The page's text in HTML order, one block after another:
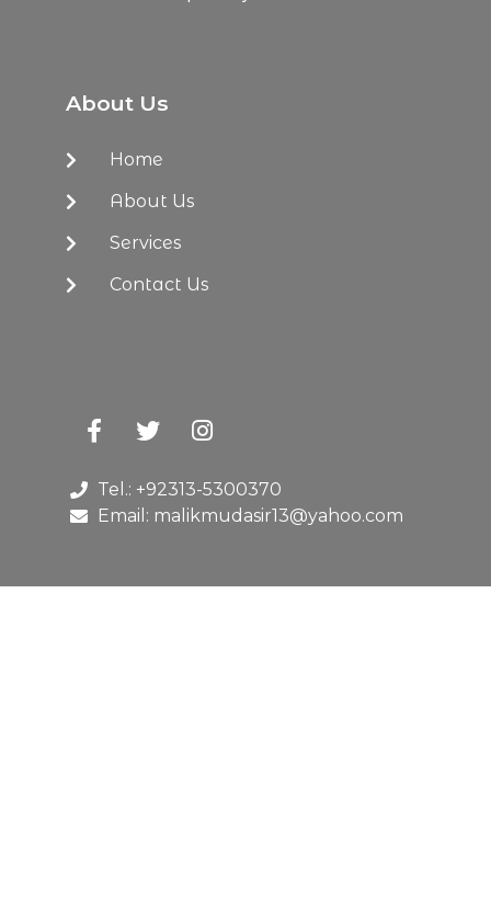
About Us
Home
About Us
Services
Contact Us
Tel.: +92313-5300370
Email: malikmudasir13@yahoo.com